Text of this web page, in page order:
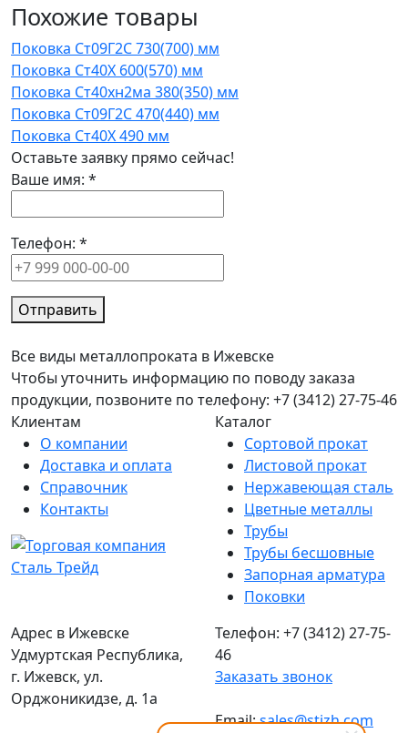
Похожие товары
Поковка Ст09Г2С 730(700) мм
Поковка Ст40Х 600(570) мм
Поковка Ст40хн2ма 380(350) мм
Поковка Ст09Г2С 470(440) мм
Поковка Ст40Х 490 мм
Оставьте заявку прямо сейчас!
Ваше имя: *
Телефон: *
Отправить
Все виды металлопроката в Ижевске
Чтобы уточнить информацию по поводу заказа
продукции, позвоните по телефону: +7 (3412) 27-75-46
Клиентам
О компании
Доставка и оплата
Справочник
Контакты
Каталог
Сортовой прокат
Листовой прокат
Нержавеющая сталь
Цветные металлы
Трубы
Трубы бесшовные
Запорная арматура
Поковки
Адрес в Ижевске
Удмуртская Республика,
г. Ижевск, ул.
Орджоникидзе, д. 1а
Телефон: +7 (3412) 27-75-
46
Заказать звонок
Email:sales@stizh.com